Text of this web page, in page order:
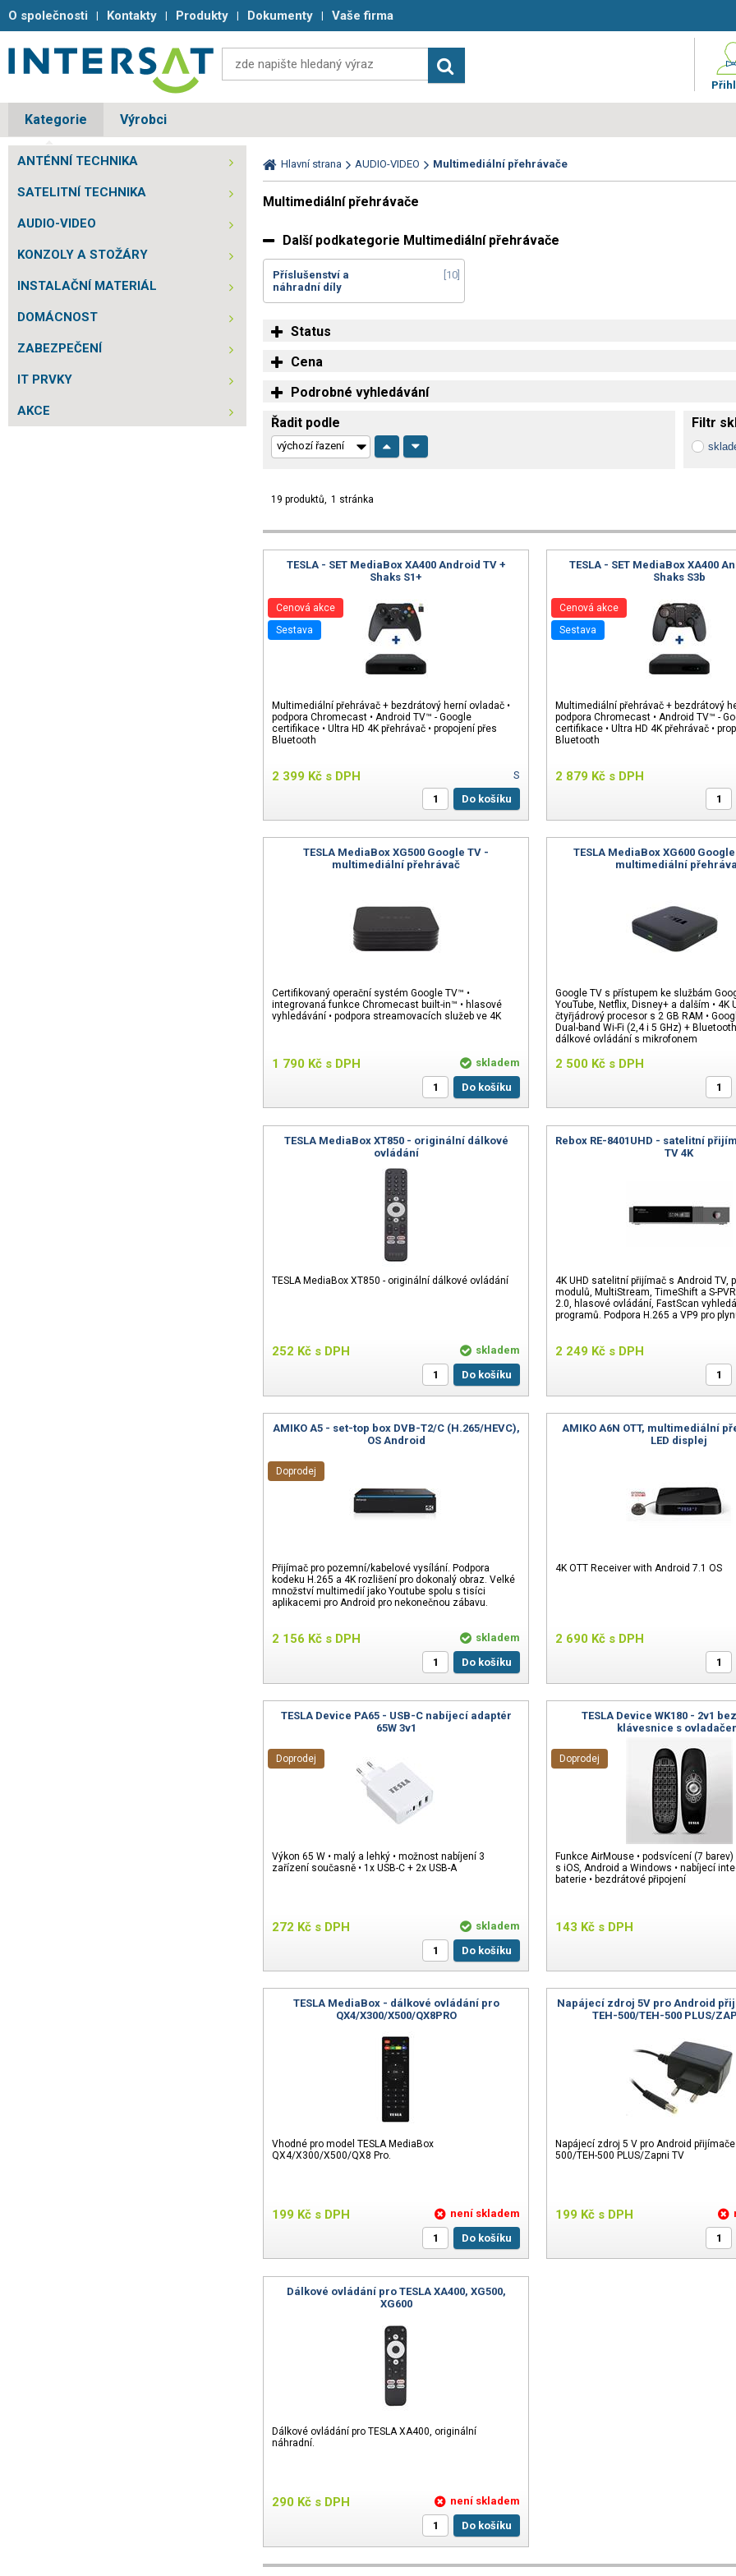
O společnosti Kontakty Produkty Dokumenty Vaše firma
Kategorie Výrobci
ANTÉNNÍ TECHNIKA
SATELITNÍ TECHNIKA
AUDIO-VIDEO
KONZOLY A STOŽÁRY
INSTALAČNÍ MATERIÁL
DOMÁCNOST
ZABEZPEČENÍ
IT PRVKY
AKCE
Hlavní strana AUDIO-VIDEO Multimediální přehrávače
Multimediální přehrávače
Další podkategorie Multimediální přehrávače
Příslušenství a
náhradní díly
10
Status
Cena
Podrobné vyhledávání
Řadit podle
Filtr
19 produktů 1 stránka
TESLA - SET MediaBox XA400 Android TV +
Shaks S1+
Multimediální přehrávač + bezdrátový herní ovladač •
podpora Chromecast • Android TV™ - Google
certifikace • Ultra HD 4K přehrávač • propojení přes
Bluetooth
2 399 Kč s DPH
Cenová akce
sestava
S
Do košíku
TESLA - SET MediaBox XA400
Shaks S3b
Multimediální přehrávač + bezdrátový
podpora Chromecast • Android TV™ -
certifikace • Ultra HD 4K přehrávač •
Bluetooth
2 879Kč s DPH
Cenová akce
sestava
TESLA MediaBox XG500 Google TV -
multimediální přehrávač
Certifikovaný operační systém Google TV™ •
integrovaná funkce Chromecast built-in™ • hlasové
vyhledávání • podpora streamovacích služeb ve 4K
1 790 Kč s DPH
skladem
Do košíku
TESLA MediaBox XG600
multimediální
Google TV s přístupem ke službám
YouTube, Netflix, Disney+ a dalším • 4K
čtyřjádrový procesor s 2 GB RAM •
Dual-band Wi-Fi (2,4 i 5 GHz) +
dálkové ovládání s mikrofonem
2 500Kč s DPH
TESLA MediaBox XT850 - originální dálkové
ovládání
TESLA MediaBox XT850 - originální dálkové ovládání
252 Kč s DPH
skladem
Do košíku
Rebox RE-8401UHD - satelitní
TV 4K
4K UHD satelitní přijímač s Android TV,
modulů, MultiStream, TimeShift a S-
2.0, hlasové ovládání, FastScan
programů. Podpora H.265 a VP9 pro
2 249Kč s DPH
AMIKO A5 - set-top box DVB-T2/C (H.265/HEVC),
OS Android
Přijímač pro pozemní/kabelové vysílání. Podpora
kodeku H.265 a 4K rozlišení pro dokonalý obraz. Velké
množství multimedií jako Youtube spolu s tisíci
aplikacemi pro Android pro nekonečnou zábavu.
2 156 Kč s DPH
Doprodej
skladem
Do košíku
AMIKO A6N OTT, multimediální
LED displej
4K OTT Receiver with Android 7.1 OS
2 690Kč s DPH
TESLA Device PA65 - USB-C nabíjecí adaptér
65W 3v1
Výkon 65 W • malý a lehký • možnost nabíjení 3
zařízení současně • 1x USB-C + 2x USB-A
272 Kč s DPH
Doprodej
skladem
Do košíku
TESLA Device WK180 - 2v1
klávesnice s
Funkce AirMouse • podsvícení (7 barev)
s iOS, Android a Windows • nabíjecí
baterie • bezdrátové připojení
143 Kč s DPH
Doprodej
TESLA MediaBox - dálkové ovládání pro
QX4/X300/X500/QX8PRO
Vhodné pro model TESLA MediaBox
QX4/X300/X500/QX8 Pro.
199 Kč s DPH
není skladem
Do košíku
Napájecí zdroj 5V pro Android
TEH-500/TEH-500 PLUS/
Napájecí zdroj 5 V pro Android přijímače
500/TEH-500 PLUS/Zapni TV
199Kč s DPH
Dálkové ovládání pro TESLA XA400, XG500,
XG600
Dálkové ovládání pro TESLA XA400, originální
náhradní.
290 Kč s DPH
není skladem
Do košíku